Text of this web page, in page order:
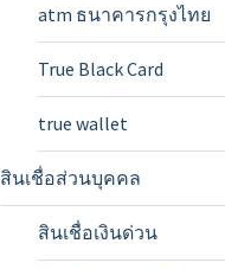
atm ธนาคารกรุงไทย
True Black Card
true wallet
สินเชื่อส่วนบุคคล
สินเชื่อเงินด่วน